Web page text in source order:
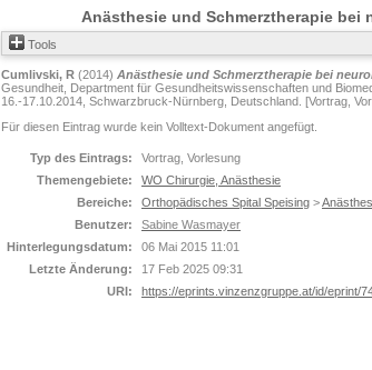
Anästhesie und Schmerztherapie bei
Tools
Cumlivski, R (2014) Anästhesie und Schmerztherapie bei
Gesundheit, Department für Gesundheitswissenschaften und
16.-17.10.2014, Schwarzbruck-Nürnberg, Deutschland. [Vortrag,
Für diesen Eintrag wurde kein Volltext-Dokument angefügt.
Typ des Eintrags:
Vortrag, Vorlesung
Themengebiete:
WO Chirurgie, Anästhesie
Bereiche:
Orthopädisches Spital Speising >
Benutzer:
Sabine Wasmayer
Hinterlegungsdatum:
06 Mai 2015 11:01
Letzte Änderung:
17 Feb 2025 09:31
URI:
https://eprints.vinzenzgruppe.at/id/eprint/